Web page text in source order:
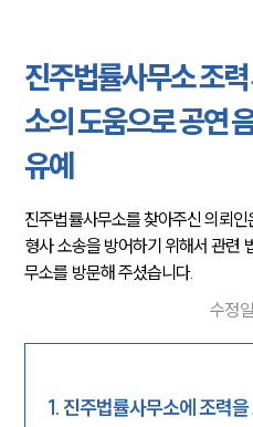
진주법률사무소 조
소의 도움으로 공연
유예
진주법률사무소를 찾아주신 의뢰
형사 소송을 방어하기 위해서 관련
무소를 방문해 주셨습니다.
수정일
1. 진주법률사무소에 조력